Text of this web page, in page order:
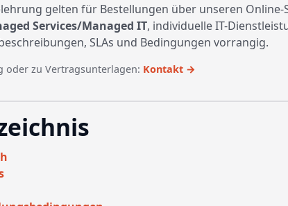
gelten für Bestellungen über unseren
Services/Managed IT, individuelle IT-
SLAs und Bedingungen vorrangig.
oder zu Vertragsunterlagen: Kontakt →